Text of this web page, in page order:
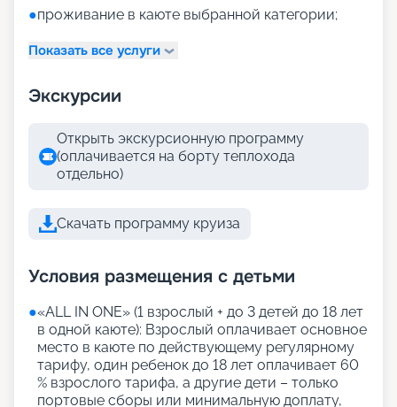
●проживание в каюте выбранной категории;
Показать все услуги
Экскурсии
Открыть экскурсионную программу
(оплачивается на борту теплохода
отдельно)
Скачать программу круиза
Условия размещения с детьми
●«АLL IN ONE» (1 взрослый + до 3 детей до 18 лет
в одной каюте): Взрослый оплачивает основное
место в каюте по действующему регулярному
тарифу, один ребенок до 18 лет оплачивает 60
% взрослого тарифа, а другие дети – только
портовые сборы или минимальную доплату,